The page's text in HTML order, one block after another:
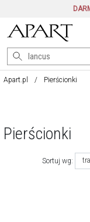
Apart.pl Pierścionki
Pierścionki
Sortuj wg: